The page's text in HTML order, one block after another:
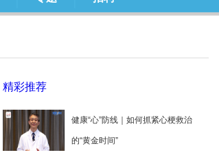
精彩推荐
健康“心”防线｜如何抓紧心梗救治
的“黄金时间”